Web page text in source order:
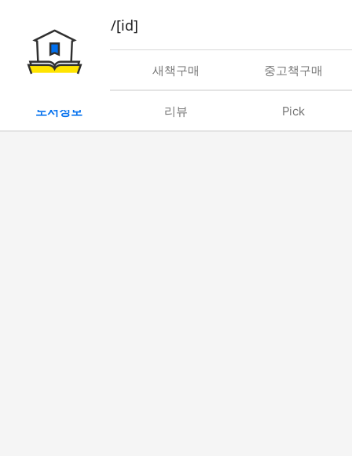
book/rent/[id]
대여 새책구매 중고책구매
도서정보 리뷰 Pick